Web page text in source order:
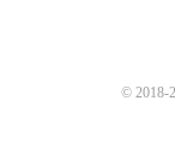
© 2018-